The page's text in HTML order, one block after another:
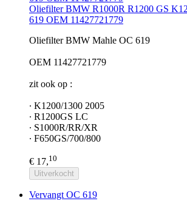
Oliefilter BMW R1000R R1200 GS
619 OEM 11427721779
Oliefilter BMW Mahle OC 619
OEM 11427721779
zit ook op :
∙ K1200/1300 2005
∙ R1200GS LC
∙ S1000R/RR/XR
∙ F650GS/700/800
€ 17,10
Uitverkocht
Vervangt OC 619